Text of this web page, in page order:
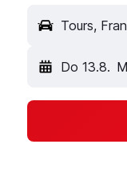
Tours,
Do 13.8.